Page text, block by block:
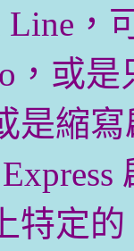
Line，
，或
是縮寫
特定的